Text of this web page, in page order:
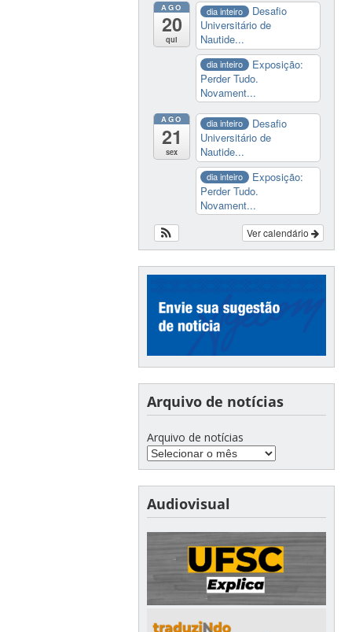
AGO
20
qui
dia inteiro
Desafio
Universitário de
Nautide...
dia inteiro
Exposição:
Perder Tudo.
Novament...
AGO
21
sex
dia inteiro
Desafio
Universitário de
Nautide...
dia inteiro
Exposição:
Perder Tudo.
Novament...
Ver calendário
Arquivo de notícias
Arquivo de notícias
Audiovisual